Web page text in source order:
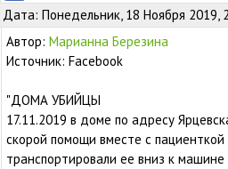
Дата: Понедельник, 18 Ноября
Автор: Марианна Березина
Источник: Facebook
"ДОМА УБИЙЦЫ
17.11.2019 в доме по адресу
скорой помощи вместе с
транспортировали ее вниз к